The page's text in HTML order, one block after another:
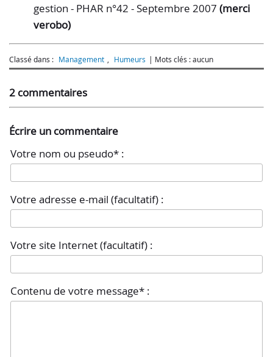
gestion - PHAR n°42 - Septembre 2007 (merci
verobo)
Classé dans : Management Humeurs Mots clés : aucun
2 commentaires
Écrire un commentaire
Votre nom ou pseudo* :
Votre adresse e-mail (facultatif) :
Votre site Internet (facultatif) :
Contenu de votre message* :